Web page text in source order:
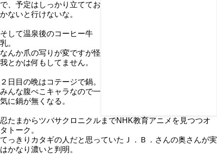
で、予定はしっかり立ててお
かないと行けないな。
そして温泉後のコーヒー牛
乳。
なんか爪の写りが変ですが怪
我とかは何もしてません。
２日目の晩はコテージで鍋。
みんな腹ぺこキャラなので一
気に鍋が無くなる。
忍たまからツバサクロニクルまでNHK教育アニメを見つつオ
タトーク。
てっきりカタギの人だと思っていたＪ．Ｂ．さんの奥さんが実
はかなり濃いと判明。